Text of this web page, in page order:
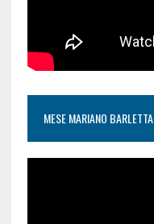
MESE MARIANO BARLETTA